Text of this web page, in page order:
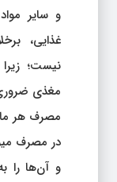
و سایر
غذایی،
نیست؛
مغذی
مصرف هر
در مصرف
و آن‌ها را